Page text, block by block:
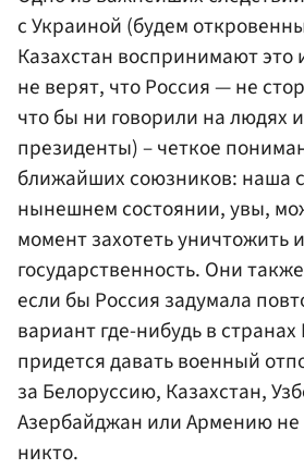
с Украиной (будем
Казахстан воспринимают это
не верят, что Россия — не
что бы ни говорили на людях
президенты) – четкое
ближайших союзников: наша
нынешнем состоянии, увы,
момент захотеть уничтожить
государственность. Они
если бы Россия задумала
вариант где-нибудь в
придется давать военный
за Белоруссию, Казахстан,
Азербайджан или Армению не
никто.